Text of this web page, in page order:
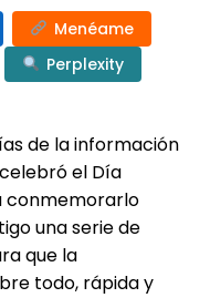
Menéame
Perplexity
de la información
el Día
conmemorarlo
una serie de
que la
todo, rápida y